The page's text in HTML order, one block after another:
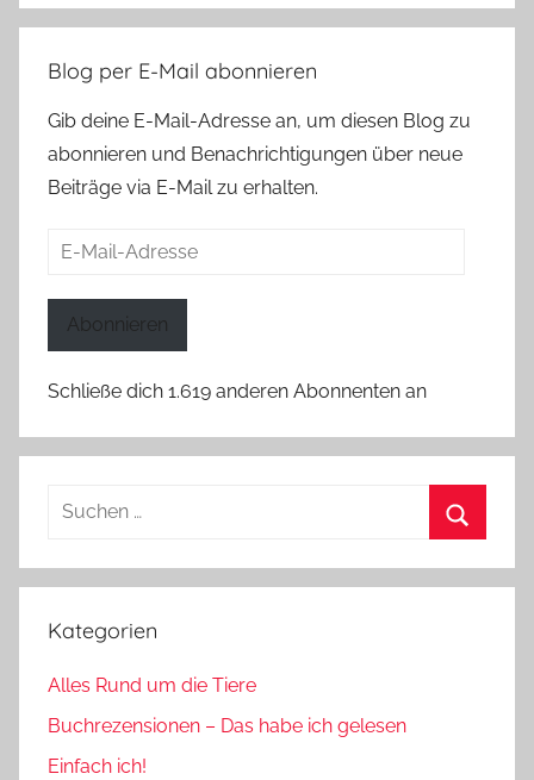
Blog per E-Mail abonnieren
Gib deine E-Mail-Adresse an, um diesen Blog zu
abonnieren und Benachrichtigungen über neue
Beiträge via E-Mail zu erhalten.
E-
Abonnieren
Schließe dich 1.619 anderen Abonnenten an
Suchen
Kategorien
Alles Rund um die Tiere
Buchrezensionen – Das habe ich gelesen
Einfach ich!